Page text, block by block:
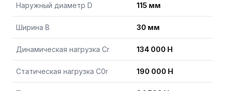
Наружный диаметр D 115 мм
Ширина B 30 мм
Динамическая нагрузка Cr 134 000 Н
Статическая нагрузка C0r 190 000 Н